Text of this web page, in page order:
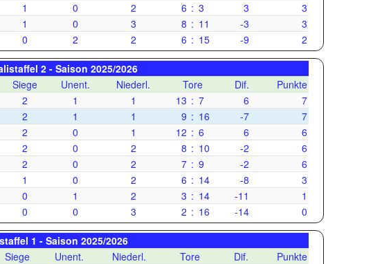
1 0 2 6 : 3 3
3
1 0 3 8 : 11 -3
3
0 2 2 6 : 15 -9 2
2 - Saison 2025/2026
Siege Unent. Niederl. Tore Dif.
Punkte
2 1 1 13 : 7 6
7
2 1 1 9 : 16 -7
7
2 0 1 12 : 6 6
6
2 0 2 8 : 10 -2
6
2 0 2 7 : 9 -2
6
1 0 2 6 : 14 -8
3
0 1 2 3 : 14 -11
1
0 0 3 2 : 16 -14 0
1 - Saison 2025/2026
Siege Unent. Niederl. Tore Dif.
Punkte